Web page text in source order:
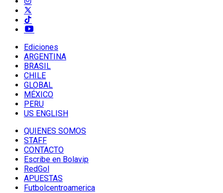
Ediciones
ARGENTINA
BRASIL
CHILE
GLOBAL
MÉXICO
PERU
US ENGLISH
QUIENES SOMOS
STAFF
CONTACTO
Escribe en Bolavip
RedGol
APUESTAS
Futbolcentroamerica